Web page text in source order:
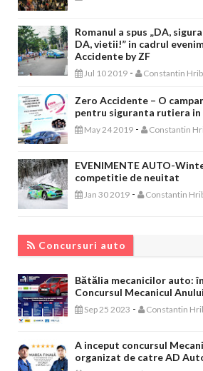
Romanul a spus „DA,
DA, vietii!” in cadrul
Accidente by ZF
Jul 10 2019 - Constantin
Zero Accidente – O
pentru siguranta rutiera in
May 24 2019 - Constantin
EVENIMENTE AUTO-
competitie de neuitat
Jan 30 2019 - Constantin
Concursuri auto
Bătălia mecanicilor auto:
Concursul Mecanicul
Sep 25 2023 - Constantin
A inceput concursul
organizat de catre AD